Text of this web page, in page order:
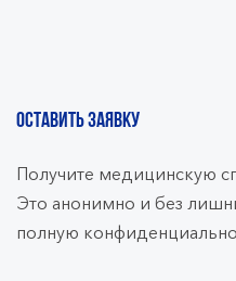
ОСТАВИТЬ ЗАЯВКУ
Получите медицинскую
Это анонимно и без
полную